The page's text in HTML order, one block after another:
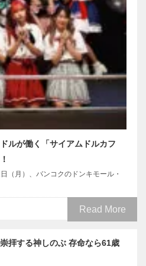
ルが働く「サイアムドルカフ
（月）、バンコクのドンキモール・
Read More
拝する神しのぶ 存命なら61歳